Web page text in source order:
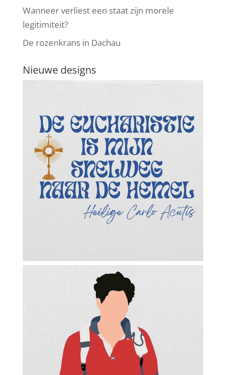
Wanneer verliest een staat zijn morele
legitimiteit?
De rozenkrans in Dachau
Nieuwe designs